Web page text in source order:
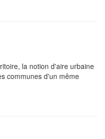
la notion d'aire urbaine
communes d'un même